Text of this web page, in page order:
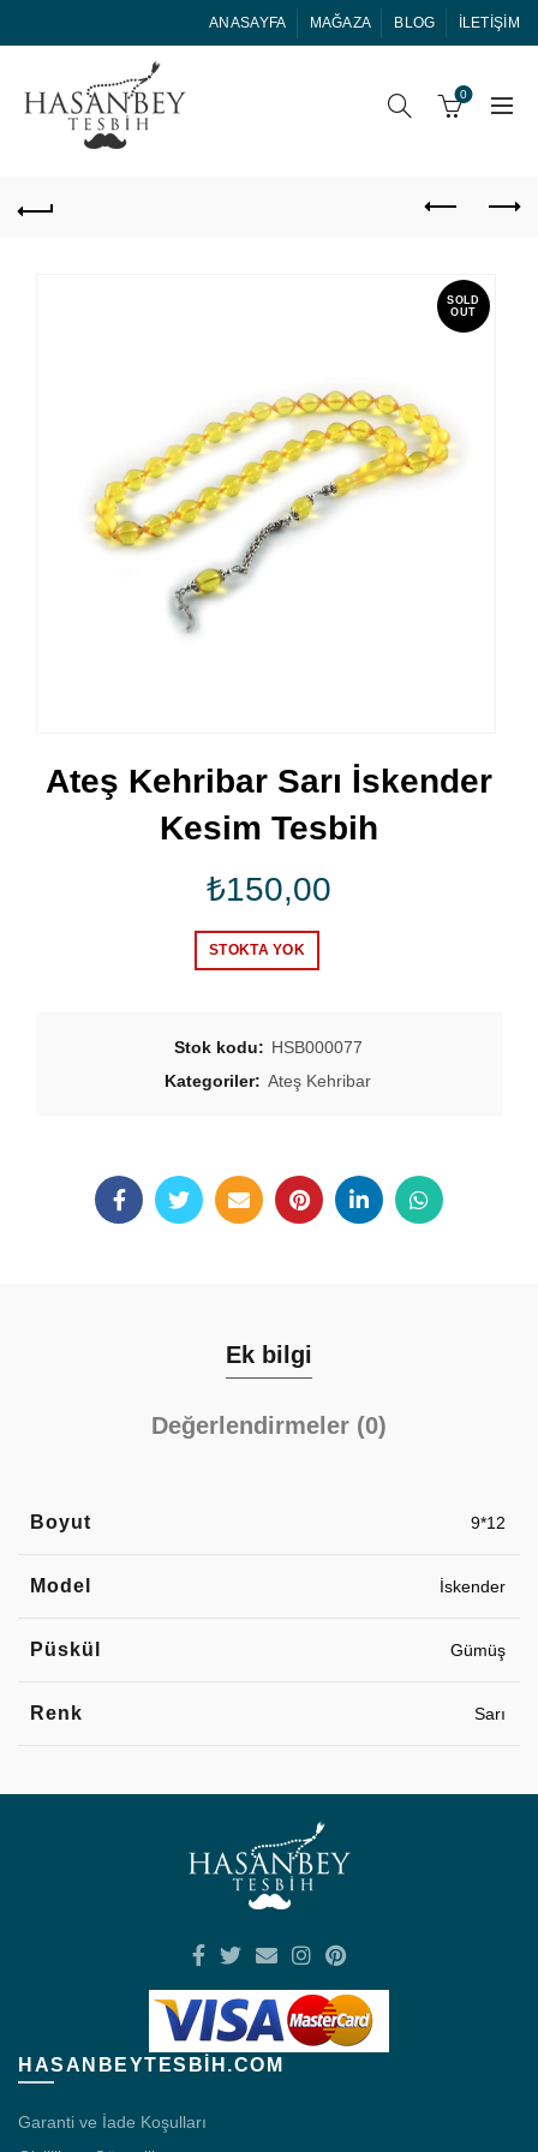
ANASAYFA MAĞAZA BLOG İLETIŞIM
0
SOLD
OUT
Ateş Kehribar Sarı İskender
Kesim Tesbih
₺150,00
STOKTA YOK
Stok kodu: HSB000077
Kategoriler: Ateş Kehribar
Ek bilgi
Değerlendirmeler (0)
Boyut 9*12
Model İskender
Püskül Gümüş
Renk Sarı
HASANBEYTESBIH.COM
Garanti ve İade Koşulları